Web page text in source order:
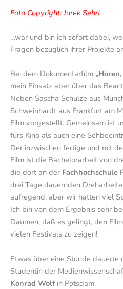
Foto Copyright: Jurek Sehrt
…war und bin ich sofort dabei,
Fragen bezüglich ihrer Projekte
Bei dem Dokumentarfilm
mein Einsatz aber über das
Neben Sascha Schulze aus
Schweinhardt aus Frankfurt am
Film vorgestellt. Gemeinsam ist
fürs Kino als auch eine
Der inzwischen fertige und mit
Film ist die Bachelorarbeit von
die dort an der Fachhochschule
drei Tage dauernden
aufregend, aber wir hatten viel
Ich bin von dem Ergebnis sehr
Daumen, daß es gelingt, den
vielen Festivals zu zeigen!
Etwas über eine Stunde dauerte
Studentin der
Konrad Wolfin Potsdam.